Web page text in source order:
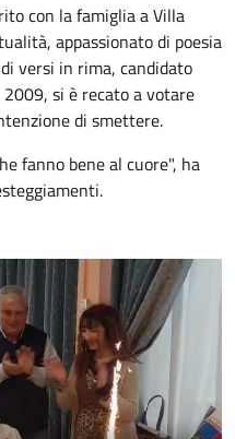
con la famiglia a Villa
appassionato di poesia
versi in rima, candidato
si è recato a votare
di smettere.
fanno bene al cuore", ha